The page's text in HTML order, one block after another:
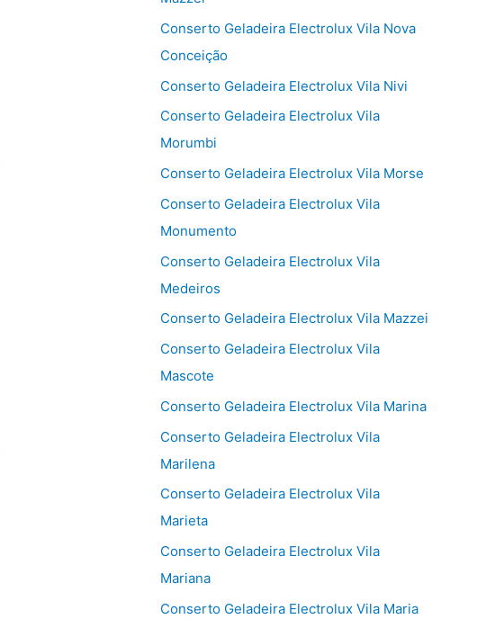
Conserto Geladeira Electrolux Vila Nova
Conceição
Conserto Geladeira Electrolux Vila Nivi
Conserto Geladeira Electrolux Vila
Morumbi
Conserto Geladeira Electrolux Vila Morse
Conserto Geladeira Electrolux Vila
Monumento
Conserto Geladeira Electrolux Vila
Medeiros
Conserto Geladeira Electrolux Vila Mazzei
Conserto Geladeira Electrolux Vila
Mascote
Conserto Geladeira Electrolux Vila Marina
Conserto Geladeira Electrolux Vila
Marilena
Conserto Geladeira Electrolux Vila
Marieta
Conserto Geladeira Electrolux Vila
Mariana
Conserto Geladeira Electrolux Vila Maria